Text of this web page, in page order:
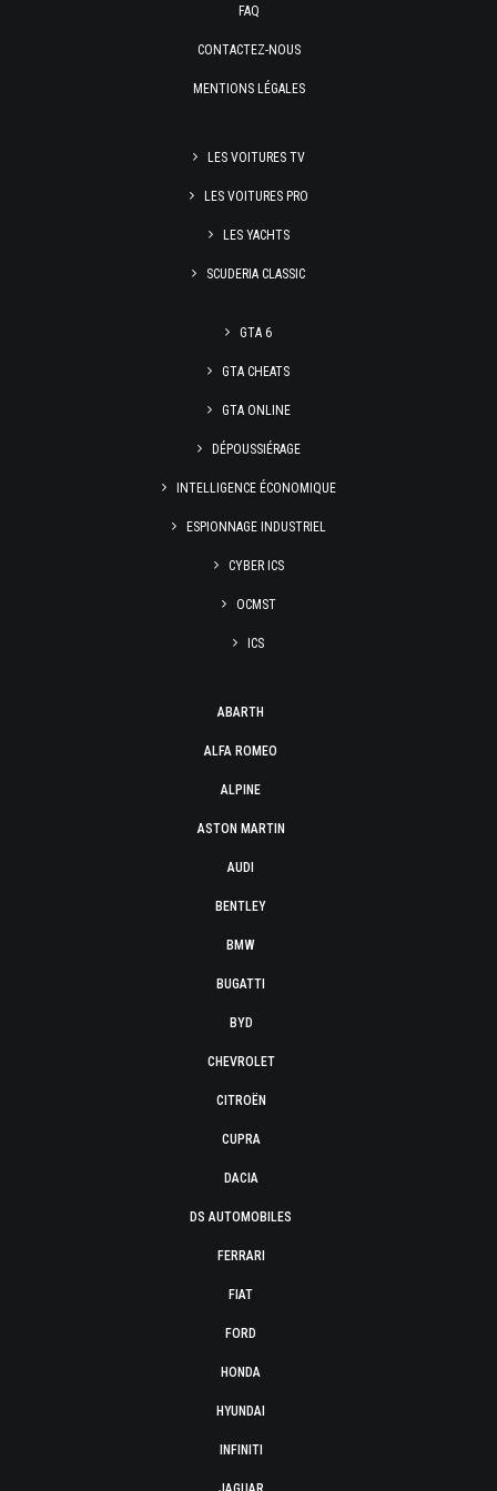
FAQ
CONTACTEZ-NOUS
MENTIONS LÉGALES
LES VOITURES TV
LES VOITURES PRO
LES YACHTS
SCUDERIA CLASSIC
GTA 6
GTA CHEATS
GTA ONLINE
DÉPOUSSIÉRAGE
INTELLIGENCE ÉCONOMIQUE
ESPIONNAGE INDUSTRIEL
CYBER ICS
OCMST
ICS
ABARTH
ALFA ROMEO
ALPINE
ASTON MARTIN
AUDI
BENTLEY
BMW
BUGATTI
BYD
CHEVROLET
CITROËN
CUPRA
DACIA
DS AUTOMOBILES
FERRARI
FIAT
FORD
HONDA
HYUNDAI
INFINITI